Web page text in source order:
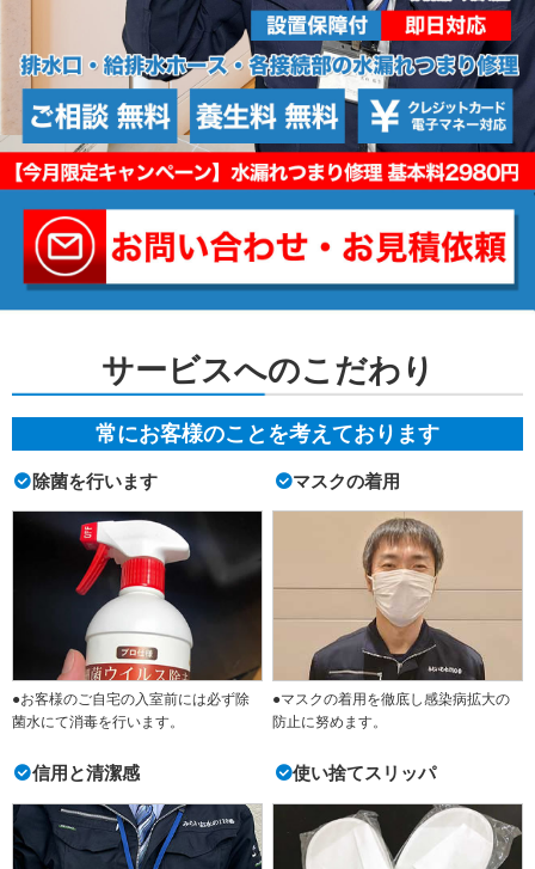
サービスへのこだわり
常にお客様のことを考えております
除菌を行います
●お客様のご自宅の入室前には必ず除
菌水にて消毒を行います。
マスクの着用
●マスクの着用を徹底し感染病拡大の
防止に努めます。
信用と清潔感 使い捨てスリッパ